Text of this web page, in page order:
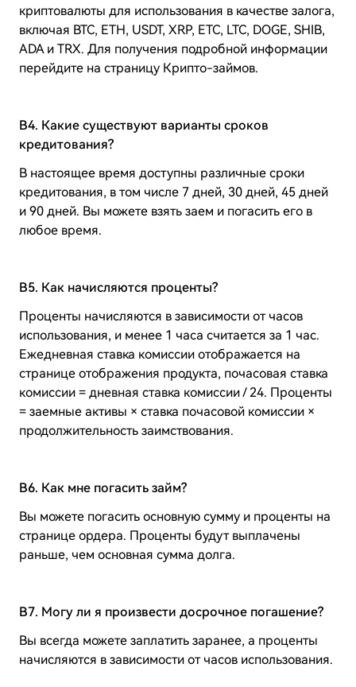
криптовалюты для использования в качестве залога,
включая BTC, ETH, USDT, XRP, ETC, LTC, DOGE, SHIB,
ADA и TRX. Для получения подробной информации
перейдите на страницу Крипто-займов.
B4. Какие существуют варианты сроков
кредитования?
В настоящее время доступны различные сроки
кредитования, в том числе 7 дней, 30 дней, 45 дней
и 90 дней. Вы можете взять заем и погасить его в
любое время.
B5. Как начисляются проценты?
Проценты начисляются в зависимости от часов
использования, и менее 1 часа считается за 1 час.
Ежедневная ставка комиссии отображается на
странице отображения продукта, почасовая ставка
комиссии = дневная ставка комиссии / 24. Проценты
= заемные активы × ставка почасовой комиссии ×
продолжительность заимствования.
B6. Как мне погасить займ?
Вы можете погасить основную сумму и проценты на
странице ордера. Проценты будут выплачены
раньше, чем основная сумма долга.
B7. Могу ли я произвести досрочное погашение?
Вы всегда можете заплатить заранее, а проценты
начисляются в зависимости от часов использования.